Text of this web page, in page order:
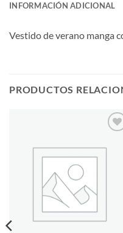
INFORMACIÓN ADICIONAL
Vestido de verano manga
PRODUCTOS